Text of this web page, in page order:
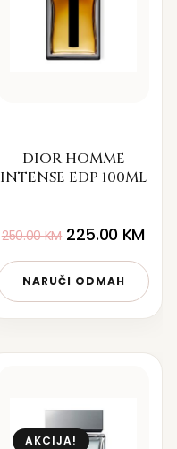
DIOR HOMME
INTENSE EDP 100ML
250.00KM 225.00 KM
NARUČI ODMAH
AKCIJA!